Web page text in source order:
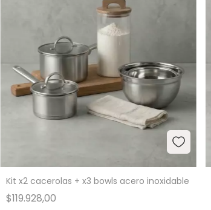
Kit x2 cacerolas + x3 bowls acero inoxidable
$119.928,00